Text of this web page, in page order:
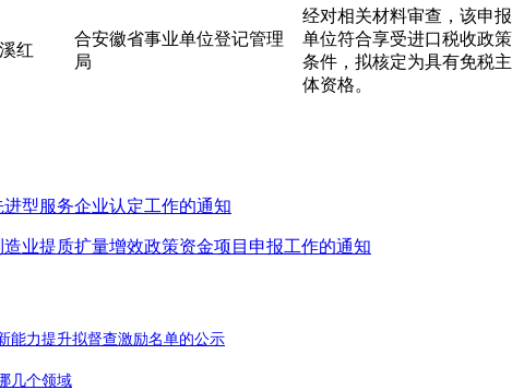
红
合安徽省事业单位登记管理
局
经对相关材料审查，该申报
单位符合享受进口税收政策
条件，拟核定为具有免税主
体资格。
型服务企业认定工作的通知
业提质扩量增效政策资金项目申报工作的通知
能力提升拟督查激励名单的公示
几个领域